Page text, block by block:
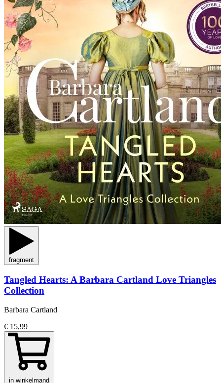
fragment
Tangled Hearts: A Barbara Cartland Love Triangles
Collection
Barbara Cartland
€ 15,99
in winkelmand